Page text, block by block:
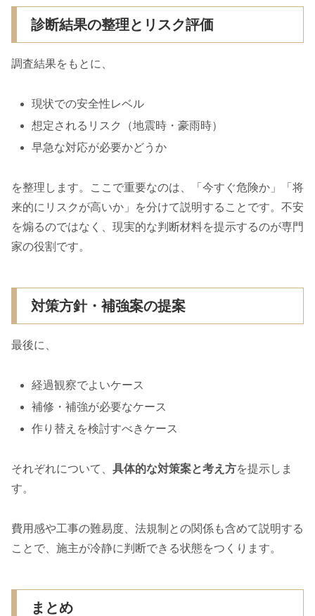
診断結果の整理とリスク評価
調査結果をもとに、
現状での安全性レベル
想定されるリスク（地震時・豪雨時）
早急な対応が必要かどうか
を整理します。ここで重要なのは、「今すぐ危険か」「将
来的にリスクが高いか」を分けて説明することです。不安
を煽るのではなく、現実的な判断材料を提示するのが専門
家の役割です。
対策方針・補強案の提案
最後に、
経過観察でよいケース
補修・補強が必要なケース
作り替えを検討すべきケース
それぞれについて、 具体的な対策案と考え方を提示しま
す。
費用感や工事の難易度、法規制との関係も含めて説明する
ことで、施主が冷静に判断できる状態をつくります。
まとめ